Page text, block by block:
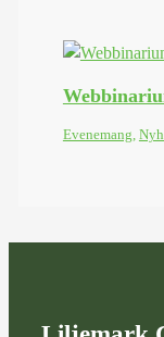
Evenemang,